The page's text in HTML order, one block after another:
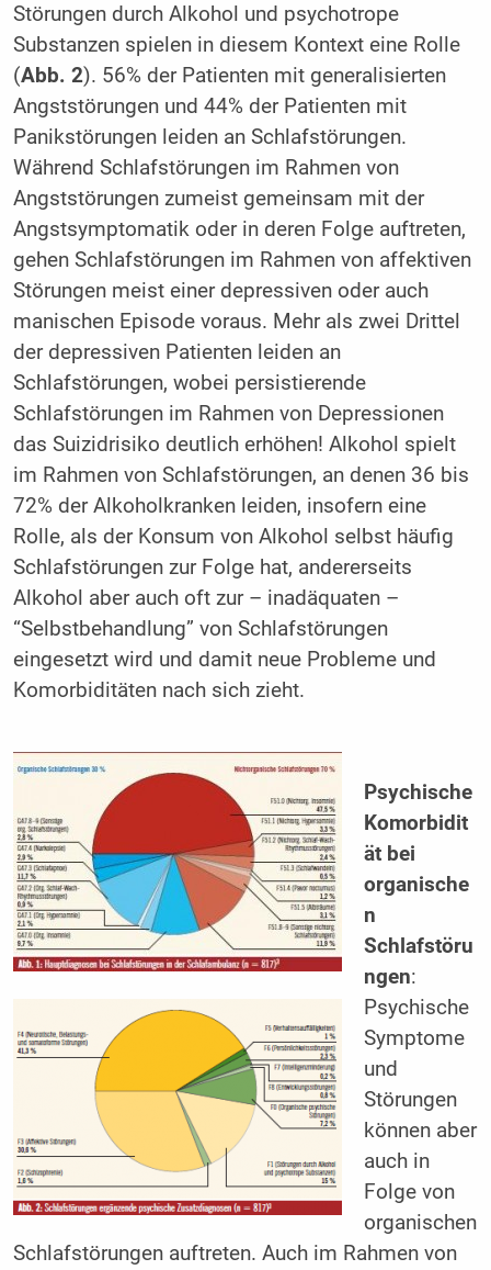
Störungen durch Alkohol und psychotrope
Substanzen spielen in diesem Kontext eine Rolle
(Abb. 2). 56% der Patienten mit generalisierten
Angststörungen und 44% der Patienten mit
Panikstörungen leiden an Schlafstörungen.
Während Schlafstörungen im Rahmen von
Angststörungen zumeist gemeinsam mit der
Angstsymptomatik oder in deren Folge auftreten,
gehen Schlafstörungen im Rahmen von affektiven
Störungen meist einer depressiven oder auch
manischen Episode voraus. Mehr als zwei Drittel
der depressiven Patienten leiden an
Schlafstörungen, wobei persistierende
Schlafstörungen im Rahmen von Depressionen
das Suizidrisiko deutlich erhöhen! Alkohol spielt
im Rahmen von Schlafstörungen, an denen 36 bis
72% der Alkoholkranken leiden, insofern eine
Rolle, als der Konsum von Alkohol selbst häufig
Schlafstörungen zur Folge hat, andererseits
Alkohol aber auch oft zur – inadäquaten –
“Selbstbehandlung” von Schlafstörungen
eingesetzt wird und damit neue Probleme und
Komorbiditäten nach sich zieht.
Psychische
Komorbidit
ät bei
organische
n
Schlafstöru
ngen:
Psychische
Symptome
und
Störungen
können aber
auch in
Folge von
organischen
Schlafstörungen auftreten. Auch im Rahmen von